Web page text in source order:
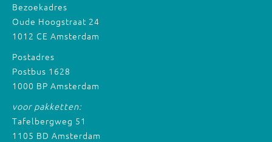
Bezoekadres
Oude Hoogstraat 24
1012 CE Amsterdam
Postadres
Postbus 1628
1000 BP Amsterdam
voor pakketten:
Tafelbergweg 51
1105 BD Amsterdam